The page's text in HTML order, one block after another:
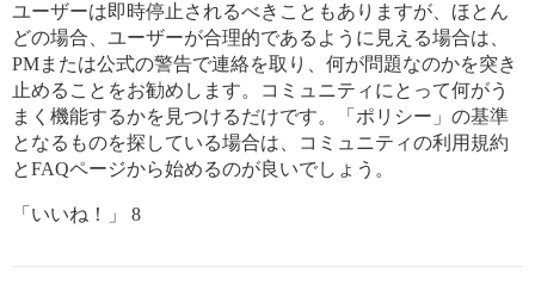
ユーザーは即時停止されるべきこともありますが、ほとん
どの場合、ユーザーが合理的であるように見える場合は、
PMまたは公式の警告で連絡を取り、何が問題なのかを突き
止めることをお勧めします。コミュニティにとって何がう
まく機能するかを見つけるだけです。「ポリシー」の基準
となるものを探している場合は、コミュニティの利用規約
とFAQページから始めるのが良いでしょう。
「いいね！」 8